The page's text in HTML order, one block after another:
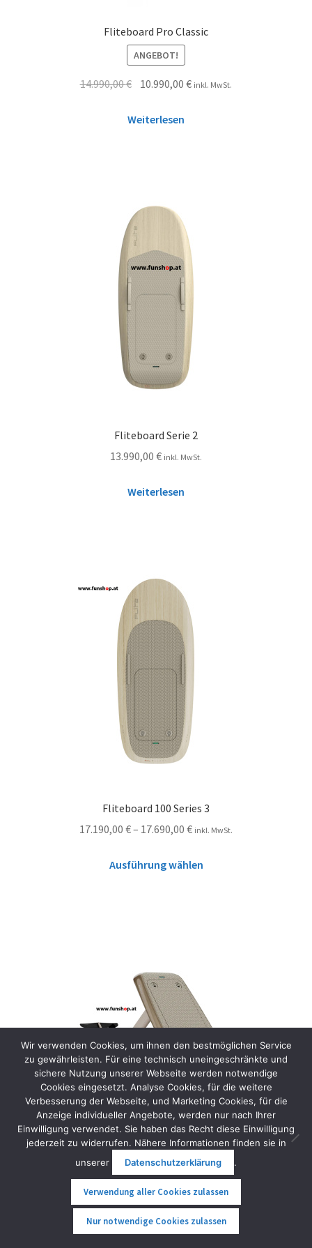
Fliteboard Pro Classic
ANGEBOT!
14.990,00€ 10.990,00€ inkl. MwSt.
Weiterlesen
Fliteboard Serie 2
13.990,00 € inkl. MwSt.
Weiterlesen
Fliteboard 100 Series 3
17.190,00 €– 17.690,00 € inkl. MwSt.
Ausführung wählen
Fliteboard Ultra L Series 3
16.490,00€ inkl. MwSt.
Weiterlesen
Wir verwenden Cookies, um ihnen den bestmöglichen Service
zu gewährleisten. Für eine technisch uneingeschränkte und
sichere Nutzung unserer Webseite werden notwendige
Cookies eingesetzt. Analyse Cookies, für die weitere
Verbesserung der Webseite, und Marketing Cookies, für die
Anzeige individueller Angebote, werden nur nach Ihrer
Einwilligung verwendet. Sie haben das Recht diese Einwilligung
jederzeit zu widerrufen. Nähere Informationen finden sie in
unserer
Datenschutzerklärung .
Verwendung aller Cookies zulassen
Nur notwendige Cookies zulassen